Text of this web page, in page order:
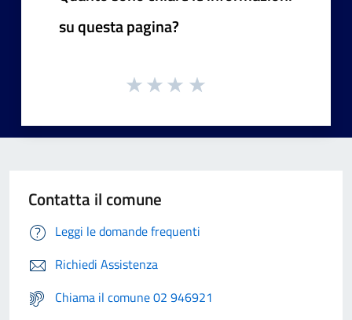
su questa pagina?
Contatta il comune
Leggi le domande frequenti
Richiedi Assistenza
Chiama il comune 02 946921